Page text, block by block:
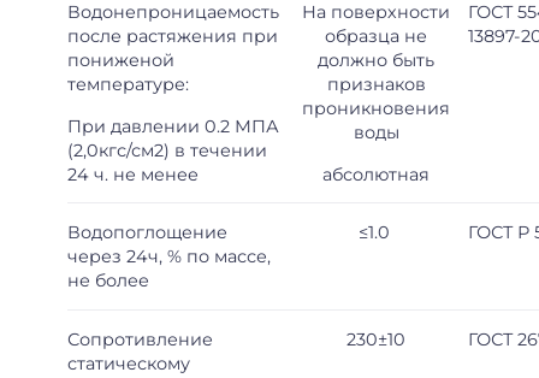
Водонепроницаемость
после растяжения при
пониженой
температуре:
При давлении 0.2 МПА
(2,0кгс/см2) в течении
24 ч. не менее
На поверхности
образца не
должно быть
признаков
проникновения
воды
абсолютная
ГОСТ
13897-
Водопоглощение
через 24ч, % по массе,
не более
≤1.0 ГОСТ Р
Сопротивление
статическому
230±10 ГОСТ